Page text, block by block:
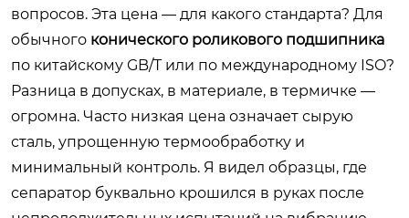
вопросов. Эта цена — для какого стандарта? Для
обычного конического роликового подшипника
по китайскому GB/T или по международному ISO?
Разница в допусках, в материале, в термичке —
огромна. Часто низкая цена означает сырую
сталь, упрощенную термообработку и
минимальный контроль. Я видел образцы, где
сепаратор буквально крошился в руках после